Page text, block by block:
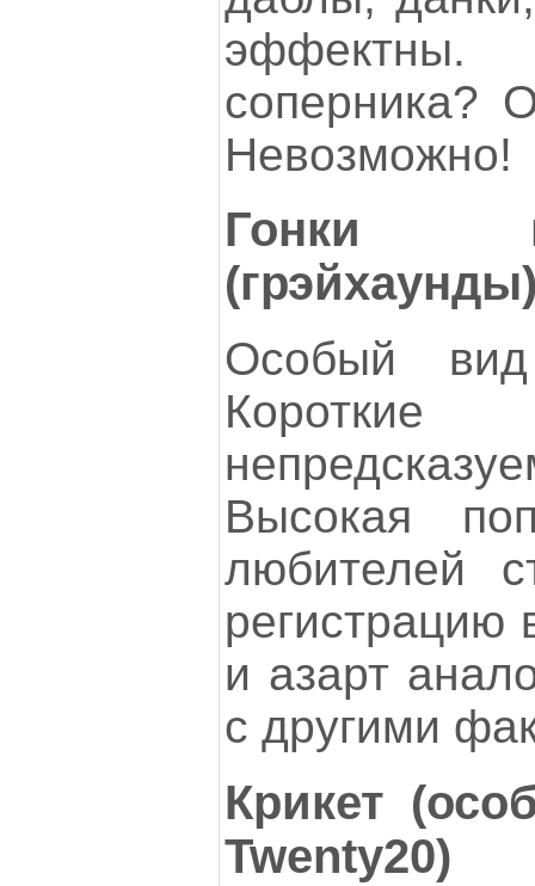
соперника?
Невозможно!
Гонки
Особый
Высокая
любителей
регистрацию
и азарт
с другими
Крикет
Twenty20)